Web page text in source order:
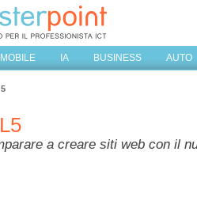
MOBILE IA BUSINESS AUTO
a creare siti web con il